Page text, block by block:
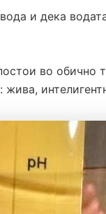
и дека
во обично